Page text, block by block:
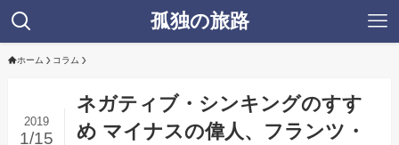
孤独の旅路
ホーム コラム
ネガティブ・シンキングのすす
め マイナスの偉人、フランツ・
2019
1/15